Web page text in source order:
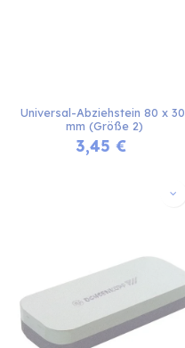
Universal-Abziehstein 80 x 30
mm (Größe 2)
3,45 €